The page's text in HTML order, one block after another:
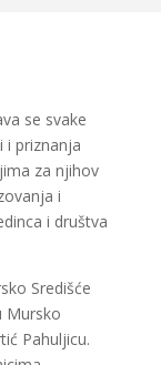
se svake
i priznanja
za njihov
i
i društva
Središće
Mursko
Pahuljicu.